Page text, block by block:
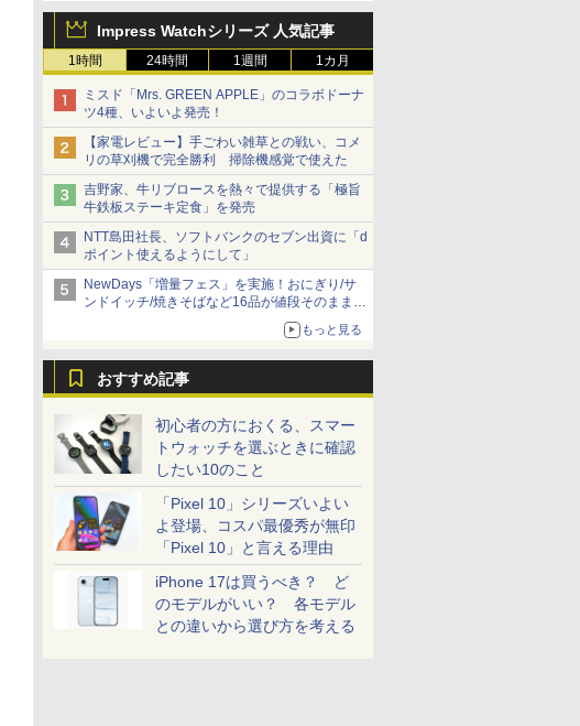
Impress Watchシリーズ 人気記事
1時間 24時間 1週間 1カ月
ミスド「Mrs. GREEN APPLE」のコラボドーナ
ツ4種、いよいよ発売！
【家電レビュー】手ごわい雑草との戦い、コメ
リの草刈機で完全勝利 掃除機感覚で使えた
吉野家、牛リブロースを熱々で提供する「極旨
牛鉄板ステーキ定食」を発売
NTT島田社長、ソフトバンクのセブン出資に「d
ポイント使えるようにして」
NewDays「増量フェス」を実施！おにぎり/サ
ンドイッチ/焼きそばなど16品が値段そのままで
もっと見る
おすすめ記事
初心者の方におくる、スマー
トウォッチを選ぶときに確認
したい10のこと
「Pixel 10」シリーズいよい
よ登場、コスパ最優秀が無印
「Pixel 10」と言える理由
iPhone 17は買うべき？ ど
のモデルがいい？ 各モデル
との違いから選び方を考える